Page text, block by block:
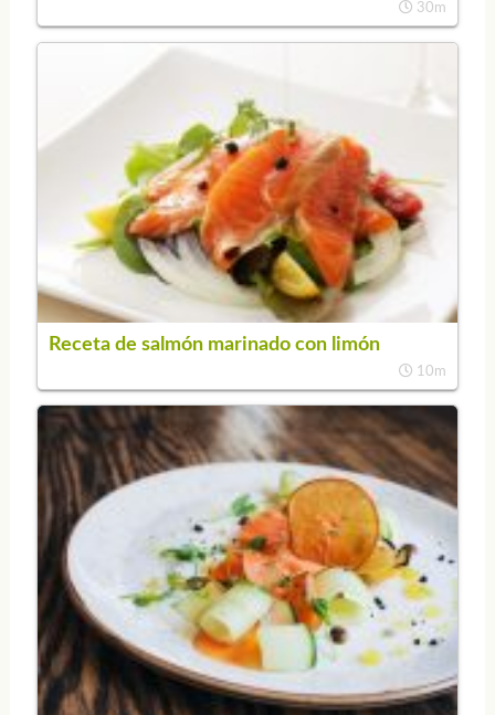
30m
Receta de salmón marinado con limón
10m